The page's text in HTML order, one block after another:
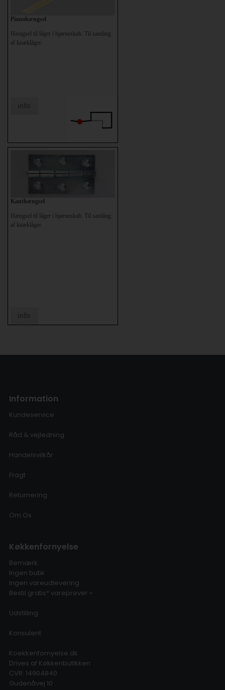
Pianohængsel
Hængsel til låger i hjørneskab. Til samling
af knæklåger.
Kanthængsel
Hængsel til låger i hjørneskab. Til samling
af knæklåger.
Information
Kundeservice
Råd & vejledning
Handelsvilkår
Fragt
Returnering
Om Os
Køkkenfornyelse
Bemærk:
Ingen butik
Ingen vareudlevering
Bestil gratis* vareprøver »
Udstilling
Konsulent
Koekkenfornyelse.dk
Drives af Køkkenbutikken
CVR: 14904840
Gudenåvej 10